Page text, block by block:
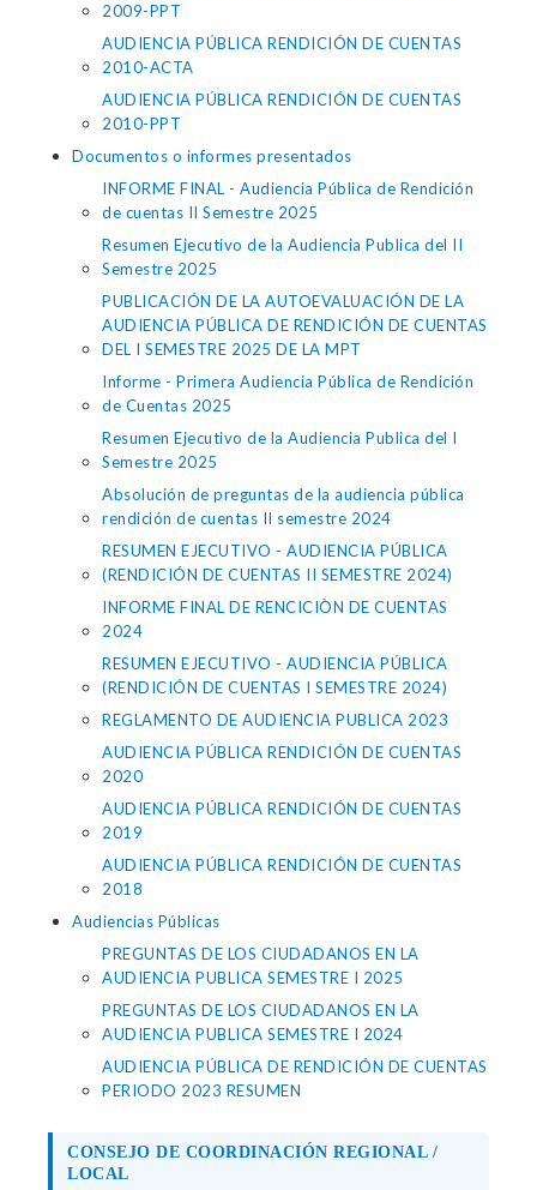
2009-PPT
AUDIENCIA PÚBLICA RENDICIÓN DE CUENTAS
2010-ACTA
AUDIENCIA PÚBLICA RENDICIÓN DE CUENTAS
2010-PPT
Documentos o informes presentados
INFORME FINAL - Audiencia Pública de Rendición
de cuentas II Semestre 2025
Resumen Ejecutivo de la Audiencia Publica del II
Semestre 2025
PUBLICACIÓN DE LA AUTOEVALUACIÓN DE LA
AUDIENCIA PÚBLICA DE RENDICIÓN DE CUENTAS
DEL I SEMESTRE 2025 DE LA MPT
Informe - Primera Audiencia Pública de Rendición
de Cuentas 2025
Resumen Ejecutivo de la Audiencia Publica del I
Semestre 2025
Absolución de preguntas de la audiencia pública
rendición de cuentas II semestre 2024
RESUMEN EJECUTIVO - AUDIENCIA PÚBLICA
(RENDICIÓN DE CUENTAS II SEMESTRE 2024)
INFORME FINAL DE RENCICIÒN DE CUENTAS
2024
RESUMEN EJECUTIVO - AUDIENCIA PÚBLICA
(RENDICIÓN DE CUENTAS I SEMESTRE 2024)
REGLAMENTO DE AUDIENCIA PUBLICA 2023
AUDIENCIA PÚBLICA RENDICIÓN DE CUENTAS
2020
AUDIENCIA PÚBLICA RENDICIÓN DE CUENTAS
2019
AUDIENCIA PÚBLICA RENDICIÓN DE CUENTAS
2018
Audiencias Públicas
PREGUNTAS DE LOS CIUDADANOS EN LA
AUDIENCIA PUBLICA SEMESTRE I 2025
PREGUNTAS DE LOS CIUDADANOS EN LA
AUDIENCIA PUBLICA SEMESTRE I 2024
AUDIENCIA PÚBLICA DE RENDICIÓN DE CUENTAS
PERIODO 2023 RESUMEN
CONSEJO DE COORDINACIÓN REGIONAL /
LOCAL